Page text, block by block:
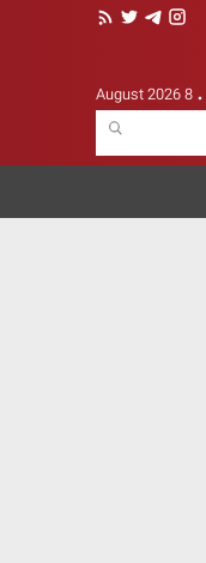
8 August 2026